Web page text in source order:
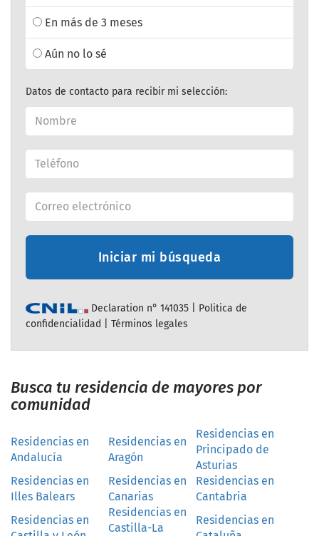
En más de 3 meses
Aún no lo sé
Datos de contacto para recibir mi selección:
Iniciar mi búsqueda
Declaration n° 141035 | Politica de
confidencialidad
Términos legales
Busca tu residencia de mayores por
comunidad
Residencias en
Andalucía
Residencias en
Aragón
Residencias en
Principado de
Asturias
Residencias en
Illes Balears
Residencias en
Canarias
Residencias en
Cantabria
Residencias en
Residencias en
Castilla-La
Residencias en